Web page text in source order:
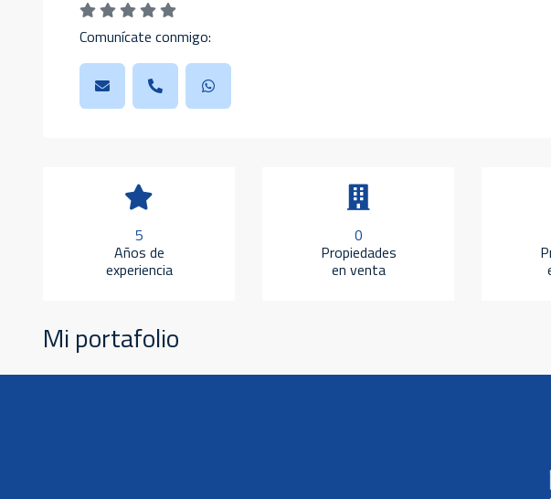
Comunícate conmigo:
5
Años de
experiencia
0
Propiedades
en venta
Mi portafolio